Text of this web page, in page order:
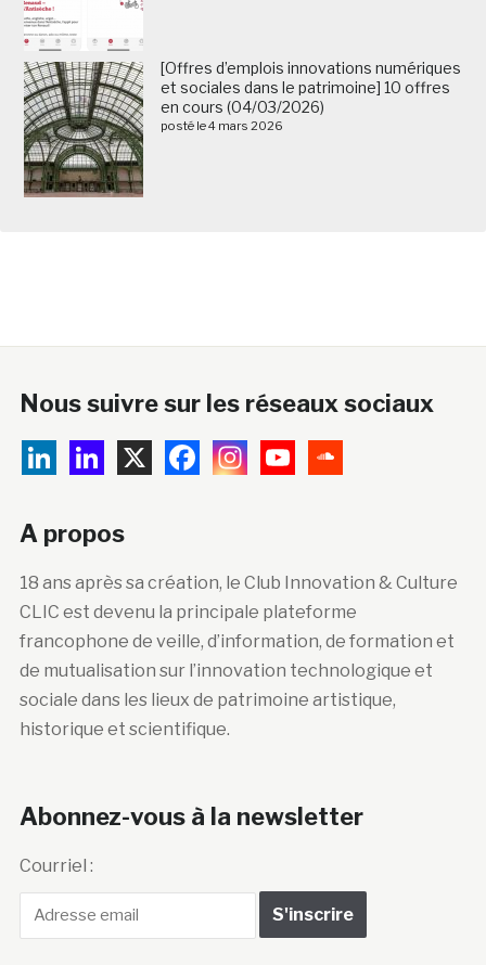
[Offres d’emplois innovations numériques
et sociales dans le patrimoine] 10 offres
en cours (04/03/2026)
posté le 4 mars 2026
Nous suivre sur les réseaux sociaux
A propos
18 ans après sa création, le Club Innovation & Culture
CLIC est devenu la principale plateforme
francophone de veille, d’information, de formation et
de mutualisation sur l’innovation technologique et
sociale dans les lieux de patrimoine artistique,
historique et scientifique.
Abonnez-vous à la newsletter
Courriel :